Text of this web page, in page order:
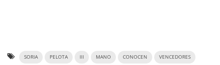
SORIA PELOTA III MANO CONOCEN VENCEDORES